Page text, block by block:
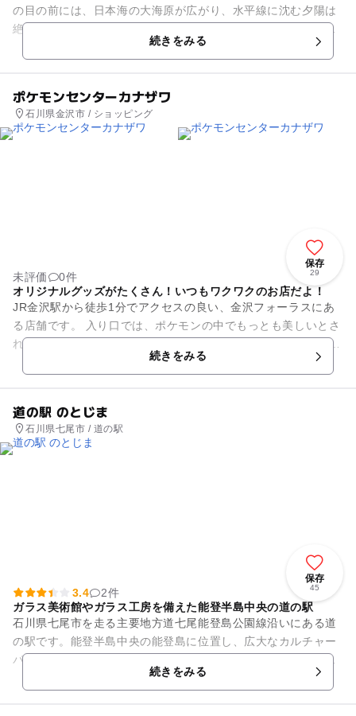
の目の前には、日本海の大海原が広がり、水平線に沈む夕陽は
絶景です。施設は小ぢんまりした物産館と休憩所、トイレのみ
ですが、広々とした敷地内...続きをみる
ポケモンセンターカナザワ
石川県金沢市 / ショッピング
保存
29
未評価
0件
オリジナルグッズがたくさん！いつもワクワクのお店だよ！
JR金沢駅から徒歩1分でアクセスの良い、金沢フォーラスにあ
る店舗です。 入り口では、ポケモンの中でもっとも美しいとさ
れるミロカロスと、ピカチュウが出迎えてくれます。 北陸地方
続きをみる
道の駅 のとじま
石川県七尾市 / 道の駅
保存
45
3.4
2件
ガラス美術館やガラス工房を備えた能登半島中央の道の駅
石川県七尾市を走る主要地方道七尾能登島公園線沿いにある道
の駅です。能登半島中央の能登島に位置し、広大なカルチャー
パークからは七尾北湾の眺望が広がります。敷地内には、ピカ
ソがデザインした作品が展示...続きをみる